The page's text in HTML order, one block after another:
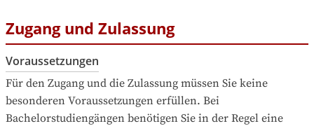
Zugang und Zulassung
Voraussetzungen
Für den Zugang und die Zulassung müssen Sie keine
besonderen Voraussetzungen erfüllen. Bei
Bachelorstudiengängen benötigen Sie in der Regel eine